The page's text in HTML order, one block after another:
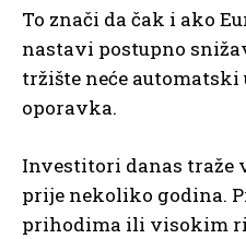
To znači da čak i ako
nastavi postupno
tržište neće automatski
oporavka.
Investitori danas traže
prije nekoliko godina.
prihodima ili visokim